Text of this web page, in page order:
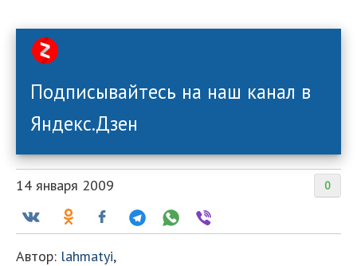
Подписывайтесь на наш канал в
Яндекс.Дзен
0
14 января 2009
Автор: lahmatyi,